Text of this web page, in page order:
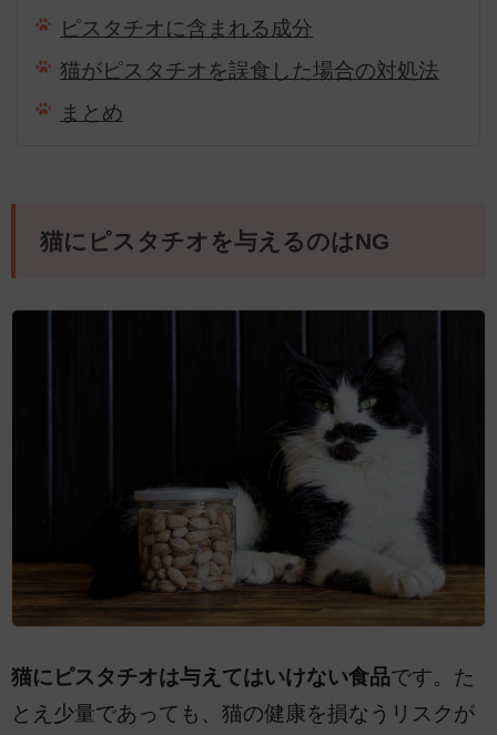
ピスタチオに含まれる成分
猫がピスタチオを誤食した場合の対処法
まとめ
猫にピスタチオを与えるのはNG
猫にピスタチオは与えてはいけない食品です。た
とえ少量であっても、猫の健康を損なうリスクが